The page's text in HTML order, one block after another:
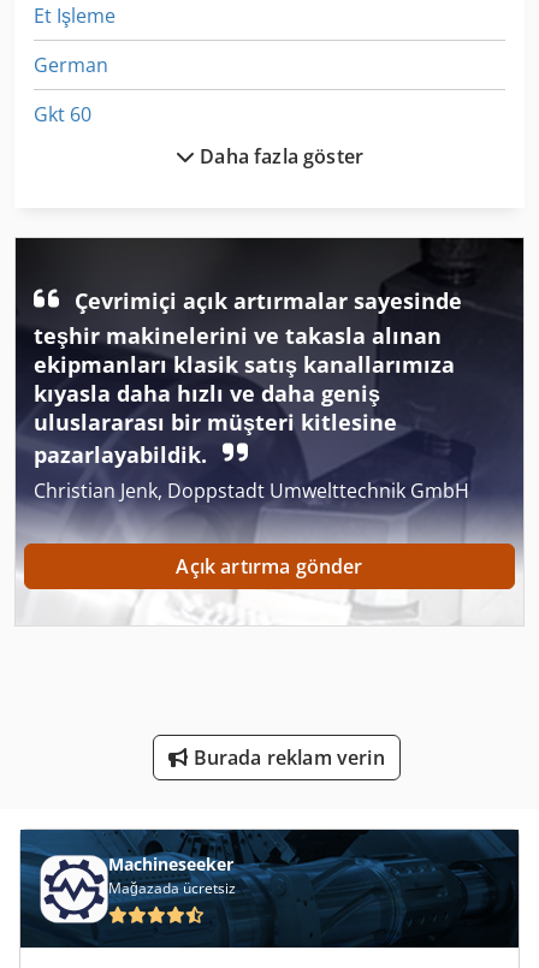
Burada reklam verin
Et Işleme
German
Gkt 60
Köşe Araçları
Mobil Araç Basın
Str 701
Tarım Araçları
Teklif Leasing
Tel Erezyon Makinası
Tel Erozyon Makinesi
Tnl 12
Tur 560
Un Silo Sistemi
Daha fazla göster
Çevrimiçi açık artırmalar sayesinde
teşhir makinelerini ve takasla alınan
ekipmanları klasik satış kanallarımıza
kıyasla daha hızlı ve daha geniş
uluslararası bir müşteri kitlesine
pazarlayabildik.
Christian Jenk, Doppstadt Umwelttechnik GmbH
Açık artırma gönder
Machineseeker
Mağazada ücretsiz